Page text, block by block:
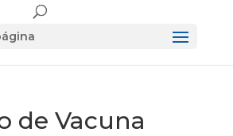
de Vacuna